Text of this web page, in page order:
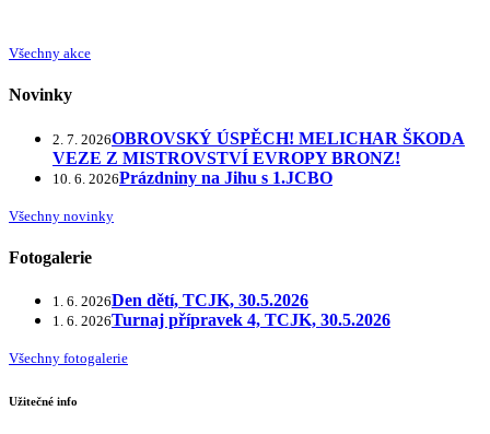
Všechny akce
Novinky
2. 7. 2026OBROVSKÝ ÚSPĚCH! MELICHAR ŠKODA
VEZE Z MISTROVSTVÍ EVROPY BRONZ!
10. 6. 2026Prázdniny na Jihu s 1.JCBO
Všechny novinky
Fotogalerie
1. 6. 2026Den dětí, TCJK, 30.5.2026
1. 6. 2026Turnaj přípravek 4, TCJK, 30.5.2026
Všechny fotogalerie
Užitečné info